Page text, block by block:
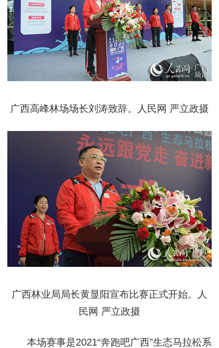
广西高峰林场场长刘涛致辞。人民网 严立政摄
广西林业局局长黄显阳宣布比赛正式开始。人
民网 严立政摄
本场赛事是2021“奔跑吧广西”生态马拉松系